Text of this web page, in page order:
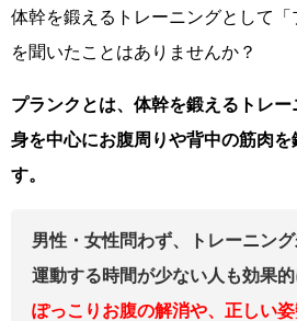
体幹を鍛えるトレーニングとして
を聞いたことはありませんか？
プランクとは、体幹を鍛えるトレ
身を中心にお腹周りや背中の筋肉を
す。
男性・女性問わず、トレーニン
運動する時間が少ない人も効果的
ぽっこりお腹の解消や、正しい